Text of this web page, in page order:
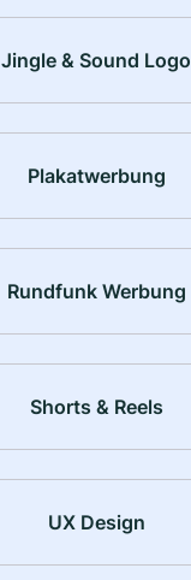
Jingle & Sound Logo
Plakatwerbung
Rundfunk Werbung
Shorts & Reels
UX Design